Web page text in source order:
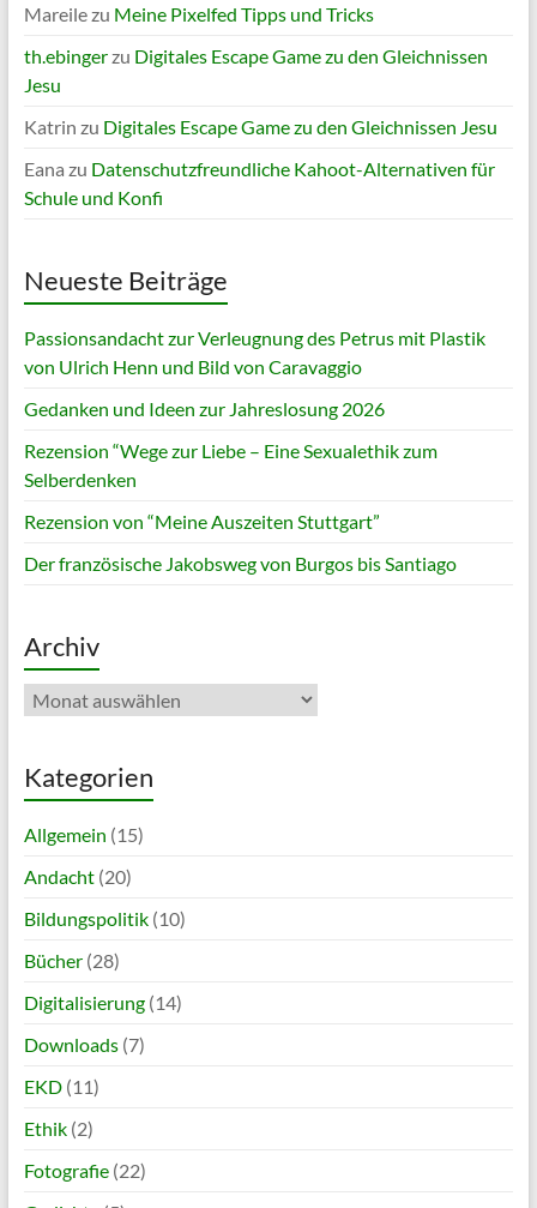
Mareilezu Meine Pixelfed Tipps und Tricks
th.ebingerzu Digitales Escape Game zu den Gleichnissen
Jesu
Katrin zu Digitales Escape Game zu den Gleichnissen Jesu
Eana zu Datenschutzfreundliche Kahoot-Alternativen für
Schule und Konfi
Neueste Beiträge
Passionsandacht zur Verleugnung des Petrus mit Plastik
von Ulrich Henn und Bild von Caravaggio
Gedanken und Ideen zur Jahreslosung 2026
Rezension “Wege zur Liebe – Eine Sexualethik zum
Selberdenken
Rezension von “Meine Auszeiten Stuttgart”
Der französische Jakobsweg von Burgos bis Santiago
Archiv
Archiv
Kategorien
Allgemein (15)
Andacht(20)
Bildungspolitik(10)
Bücher(28)
Digitalisierung(14)
Downloads(7)
EKD(11)
Ethik(2)
Fotografie(22)